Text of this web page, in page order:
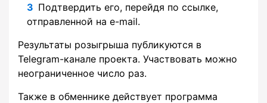
Подтвердить его, перейдя по ссылке,
отправленной на e-mail.
Результаты розыгрыша публикуются в
Telegram-канале проекта. Участвовать можно
неограниченное число раз.
Также в обменнике действует программа